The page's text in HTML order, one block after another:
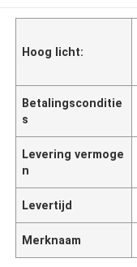
Hoog licht:
Betalingsconditie
s
Levering vermoge
n
Levertijd
Merknaam